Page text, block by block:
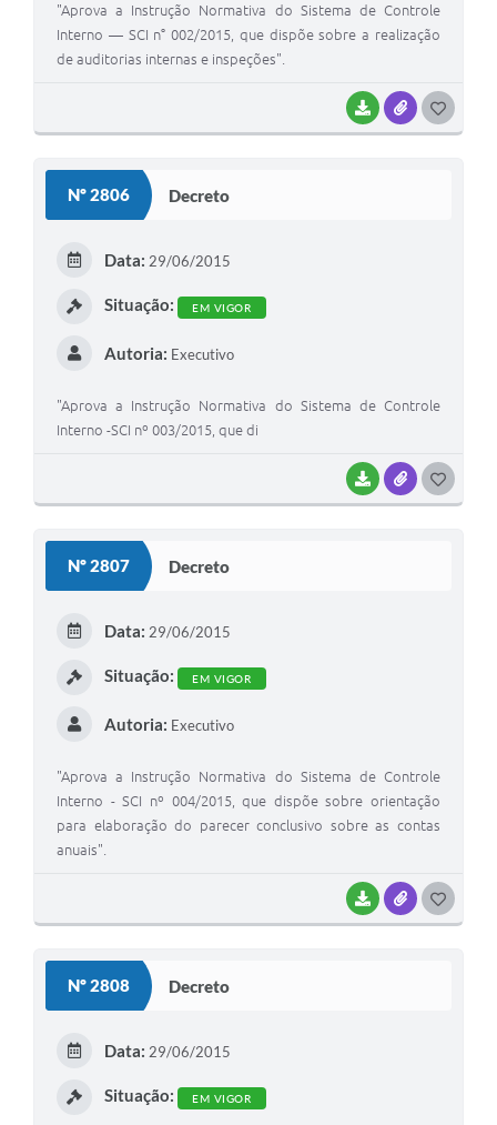
BAIXARANEXOS
"Aprova a Instrução Normativa do Sistema de Controle
Interno — SCI n° 002/2015, que dispõe sobre a realização
de auditorias internas e inspeções".
Nº 2806 Decreto
BAIXARANEXOS
Data: 29/06/2015
Situação: EM VIGOR
Autoria: Executivo
"Aprova a Instrução Normativa do Sistema de Controle
Interno -SCI nº 003/2015, que di
Nº 2807 Decreto
BAIXARANEXOS
Data: 29/06/2015
Situação: EM VIGOR
Autoria: Executivo
"Aprova a Instrução Normativa do Sistema de Controle
Interno - SCI nº 004/2015, que dispõe sobre orientação
para elaboração do parecer conclusivo sobre as contas
anuais".
Nº 2808 Decreto
Data: 29/06/2015
Situação: EM VIGOR